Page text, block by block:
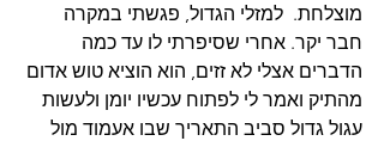
מוצלחת.  ‎למזלי הגדול, פגשתי במקרה
חבר יקר. אחרי שסיפרתי לו עד כמה
הדברים אצלי לא זזים, הוא הוציא טוש אדום
מהתיק ואמר לי לפתוח עכשיו יומן ולעשות
עגול גדול סביב התאריך שבו אעמוד מול